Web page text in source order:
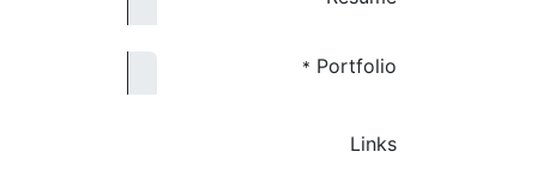
Portfolio
*
Links